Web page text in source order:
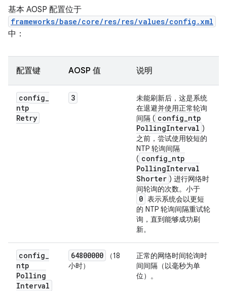
基本 AOSP 配置位于
frameworks/base/core/res/res/values/config.xml
中：
配置键 AOSP 值 说明
config_
ntp
Retry
3
未能刷新后，这是系统
在退避并使用正常轮询
间隔 ( config_ntp
PollingInterval )
之前，尝试使用较短的
NTP 轮询间隔
( config_ntp
PollingInterval
Shorter ) 进行网络时
间轮询的次数。小于
0 表示系统会以更短
的 NTP 轮询间隔重试轮
询，直到能够成功刷
新。
config_
ntp
Polling
Interval
64800000
（18
小时）
正常的网络时间轮询时
间间隔（以毫秒为单
位）。